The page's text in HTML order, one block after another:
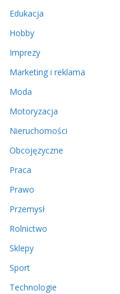
Edukacja
Hobby
Imprezy
Marketing i reklama
Moda
Motoryzacja
Nieruchomości
Obcojęzyczne
Praca
Prawo
Przemysł
Rolnictwo
Sklepy
Sport
Technologie